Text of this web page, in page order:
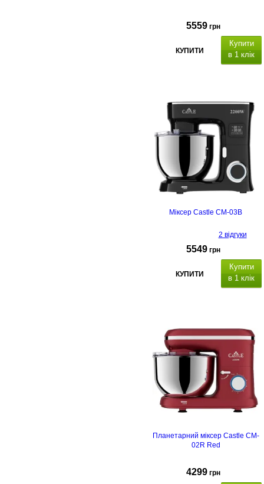
5559 грн
КУПИТИ
Купити
в 1 клік
Міксер Castle CM-03B
2 відгуки
5549 грн
КУПИТИ
Купити
в 1 клік
Планетарний міксер Castle CM-
02R Red
4299 грн